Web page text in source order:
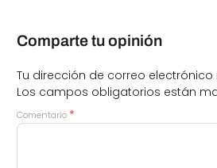
Comparte tu opinión
Tu dirección de correo
Los campos obligatorios están
Comentario *